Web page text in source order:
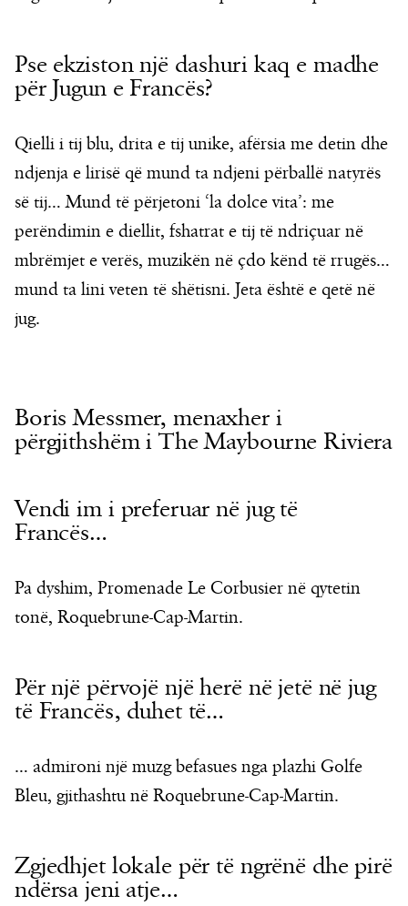
Pse ekziston një dashuri kaq e madhe
për Jugun e Francës?
Qielli i tij blu, drita e tij unike, afërsia me detin dhe
ndjenja e lirisë që mund ta ndjeni përballë natyrës
së tij… Mund të përjetoni ‘la dolce vita’: me
perëndimin e diellit, fshatrat e tij të ndriçuar në
mbrëmjet e verës, muzikën në çdo kënd të rrugës…
mund ta lini veten të shëtisni. Jeta është e qetë në
jug.
Boris Messmer, menaxher i
përgjithshëm i The Maybourne Riviera
Vendi im i preferuar në jug të
Francës…
Pa dyshim, Promenade Le Corbusier në qytetin
tonë, Roquebrune-Cap-Martin.
Për një përvojë një herë në jetë në jug
të Francës, duhet të…
… admironi një muzg befasues nga plazhi Golfe
Bleu, gjithashtu në Roquebrune-Cap-Martin.
Zgjedhjet lokale për të ngrënë dhe pirë
ndërsa jeni atje…